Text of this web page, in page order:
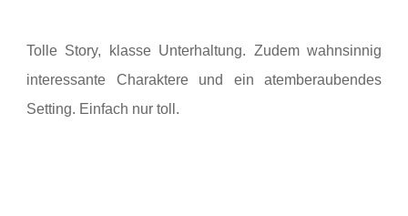
Tolle Story, klasse Unterhaltung. Zudem wahnsinnig
interessante Charaktere und ein atemberaubendes
Setting. Einfach nur toll.